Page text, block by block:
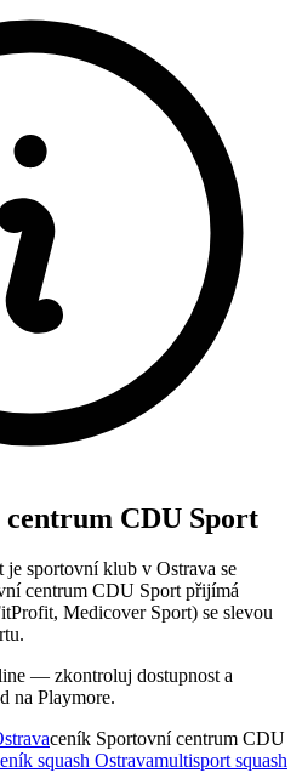
CDU Sport
sportovní klub v Ostrava se
centrum CDU Sport přijímá
Medicover Sport) se slevou
— zkontroluj dostupnost a
na Playmore.
ceník Sportovní centrum CDU
squash Ostravamultisport squash